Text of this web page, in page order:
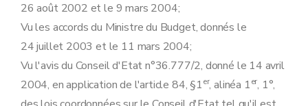
26 août 2002 et le 9 mars 2004;
Vu les accords du Ministre du Budget, donnés le
24 juillet 2003 et le 11 mars 2004;
Vu l'avis du Conseil d'Etat n°36.777/2, donné le 14 avril
2004, en application de l'article 84, §1er, alinéa 1er, 1°,